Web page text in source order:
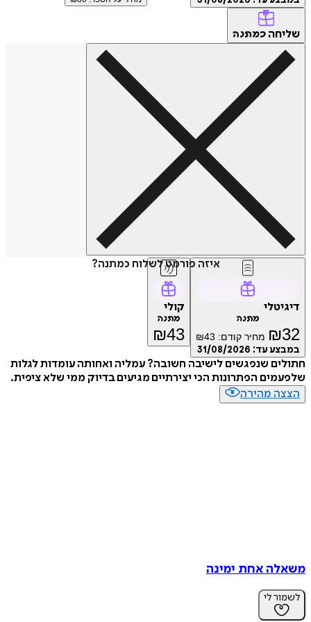
כמתנה
איזה פורמט לשלוח כמתנה?
מתנה
₪ מחיר קודם: ₪43
עד:31/08/2026
קולי
מתנה
₪43
שנפגשים לישיבה חשובה? עמליה ואחותה עומדות לגלות
הפתרונות הכי יצירתיים מגיעים בדיוק ממי שלא ציפית.
מהירה
אחת ימינה
לי